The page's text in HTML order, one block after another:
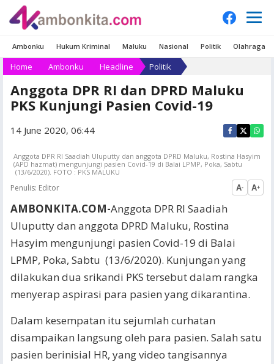
Ambonku Hukum Kriminal Maluku Nasional Politik Olahraga
Home Ambonku Headline Politik
Anggota DPR RI dan DPRD Maluku
PKS Kunjungi Pasien Covid-19
14 June 2020, 06:44
Anggota DPR RI Saadiah Uluputty dan anggota DPRD Maluku, Rostina Hasyim
(APD hazmat) mengunjungi pasien Covid-19 di Balai LPMP, Poka, Sabtu
(13/6/2020). FOTO : PKS MALUKU
Penulis: Editor A- A+
AMBONKITA.COM-Anggota DPR RI Saadiah
Uluputty dan anggota DPRD Maluku, Rostina
Hasyim mengunjungi pasien Covid-19 di Balai
LPMP, Poka, Sabtu (13/6/2020). Kunjungan yang
dilakukan dua srikandi PKS tersebut dalam rangka
menyerap aspirasi para pasien yang dikarantina.
Dalam kesempatan itu sejumlah curhatan
disampaikan langsung oleh para pasien. Salah satu
pasien berinisial HR, yang video tangisannya